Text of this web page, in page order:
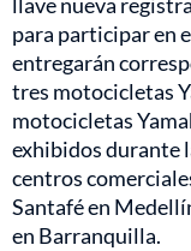
para participar en
entregarán
tres motocicletas
motocicletas
exhibidos durante
centros
Santafé en
en Barranquilla.